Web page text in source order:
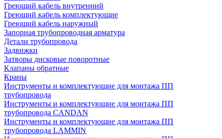
Греющий кабель внутренний
Греющий кабель комплектующие
Греющий кабель наружный
Запорная трубопроводная арматура
Детали трубопровода
Задвижки
Затворы дисковые поворотные
Клапаны обратные
Краны
Инструменты и комплектующие для монтажа ПП
трубопровода
Инструменты и комплектующие для монтажа ПП
трубопровода CANDAN
Инструменты и комплектующие для монтажа ПП
трубопровода LAMMIN